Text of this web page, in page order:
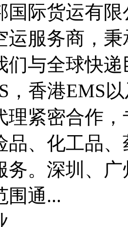
运有限公
运服务商，
们与全球快
，香港EMS
理紧密合作
品、化工品
务。深圳、
通...